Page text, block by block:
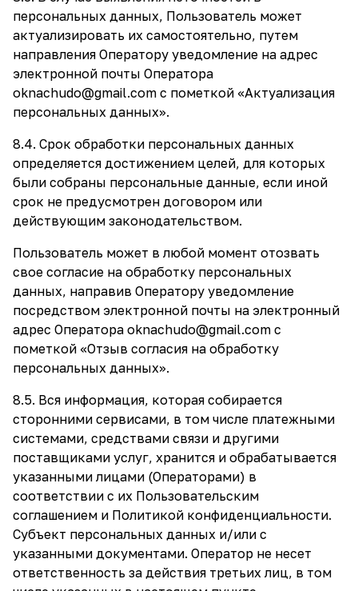
персональных данных, Пользователь может
актуализировать их самостоятельно, путем
направления Оператору уведомление на адрес
электронной почты Оператора
oknachudo@gmail.com с пометкой «Актуализация
персональных данных».
8.4. Срок обработки персональных данных
определяется достижением целей, для которых
были собраны персональные данные, если иной
срок не предусмотрен договором или
действующим законодательством.
Пользователь может в любой момент отозвать
свое согласие на обработку персональных
данных, направив Оператору уведомление
посредством электронной почты на электронный
адрес Оператора oknachudo@gmail.com с
пометкой «Отзыв согласия на обработку
персональных данных».
8.5. Вся информация, которая собирается
сторонними сервисами, в том числе платежными
системами, средствами связи и другими
поставщиками услуг, хранится и обрабатывается
указанными лицами (Операторами) в
соответствии с их Пользовательским
соглашением и Политикой конфиденциальности.
Субъект персональных данных и/или с
указанными документами. Оператор не несет
ответственность за действия третьих лиц, в том